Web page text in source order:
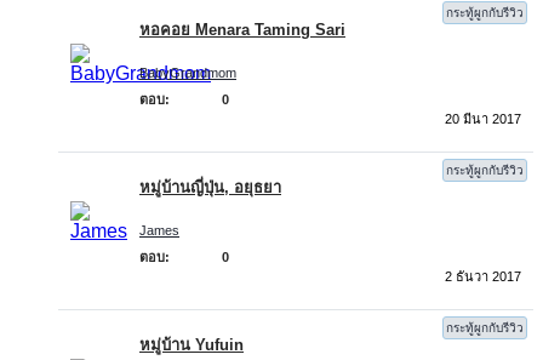
กระทู้ผูกกับรีวิว
หอคอย Menara Taming Sari
BabyGrandmom
ตอบ:
0
20 มีนา 2017
กระทู้ผูกกับรีวิว
หมู่บ้านญี่ปุ่น, อยุธยา
James
ตอบ:
0
2 ธันวา 2017
กระทู้ผูกกับรีวิว
หมู่บ้าน Yufuin